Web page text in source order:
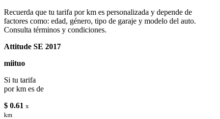
Recuerda que tu tarifa por km es personalizada y depende de
factores como: edad, género, tipo de garaje y modelo del auto.
Consulta términos y condiciones.
Attitude SE 2017
miituo
Si tu tarifa
por km es de
$ 0.61 x
km